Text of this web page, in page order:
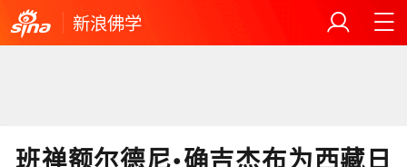
新浪佛学
班禅额尔德尼•确吉杰布为西藏日